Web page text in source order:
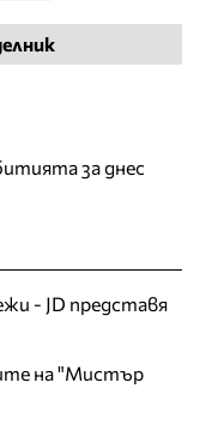
за днес
- JD представя
на "Мистър